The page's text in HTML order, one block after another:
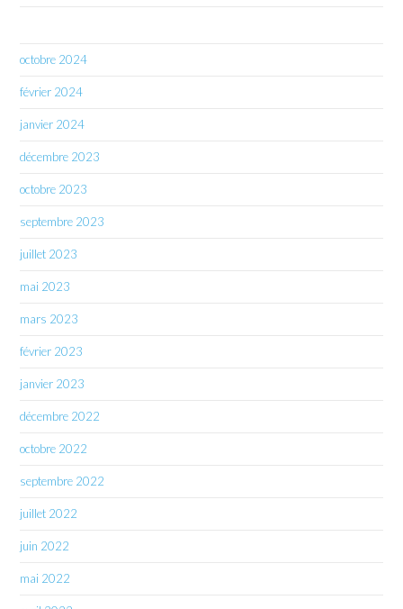
octobre 2024
février 2024
janvier 2024
décembre 2023
octobre 2023
septembre 2023
juillet 2023
mai 2023
mars 2023
février 2023
janvier 2023
décembre 2022
octobre 2022
septembre 2022
juillet 2022
juin 2022
mai 2022